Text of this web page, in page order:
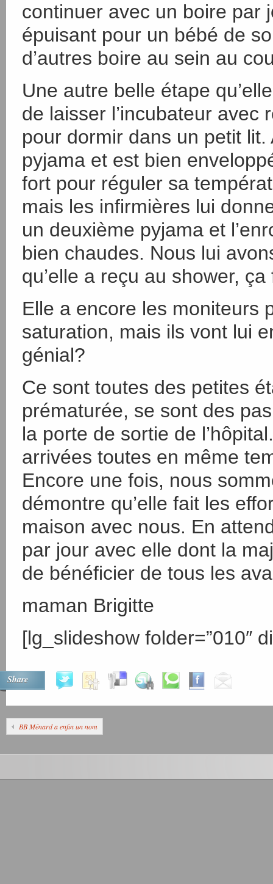
continuer avec un boire par
épuisant pour un bébé de
d’autres boire au sein au
Une autre belle étape
de laisser l’incubateur
pour dormir dans un petit
pyjama et est bien
fort pour réguler sa
mais les infirmières lui
un deuxième pyjama et
bien chaudes. Nous lui
qu’elle a reçu au shower,
Elle a encore les moniteurs
saturation, mais ils vont lui
génial?
Ce sont toutes des petites
prématurée, se sont des
la porte de sortie de
arrivées toutes en même
Encore une fois, nous
démontre qu’elle fait les
maison avec nous. En
par jour avec elle dont la
de bénéficier de tous les
maman Brigitte
[lg_slideshow folder=”010″
Share
BB Ménard a enfin un nom